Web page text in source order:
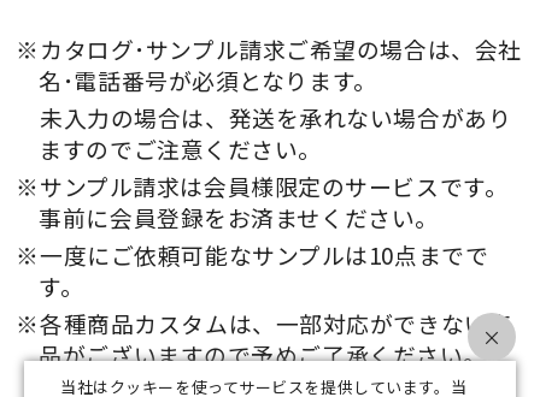
※カタログ･サンプル請求ご希望の場合は、会社
名･電話番号が必須となります。
未入力の場合は、発送を承れない場合があり
ますのでご注意ください。
※サンプル請求は会員様限定のサービスです。
事前に会員登録をお済ませください。
※一度にご依頼可能なサンプルは10点までで
す。
※各種商品カスタムは、一部対応ができない商
品がございますので予めご了承ください。
当社はクッキーを使ってサービスを提供しています。当
×